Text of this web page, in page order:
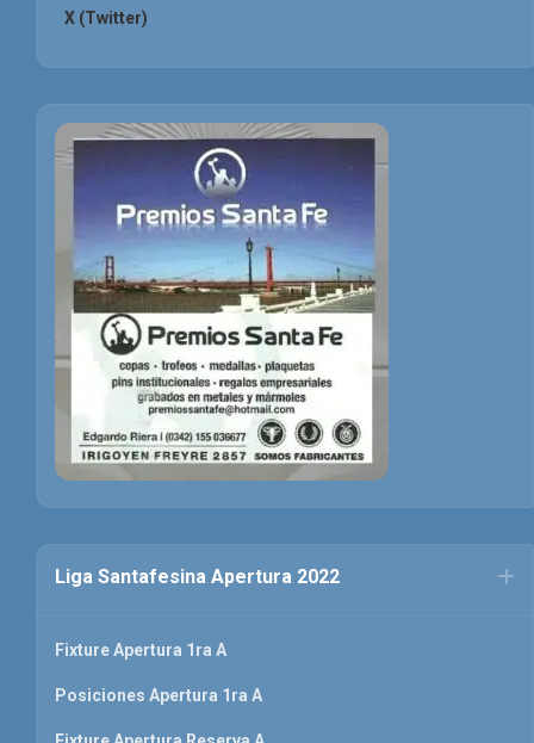
X (Twitter)
Liga Santafesina Apertura 2022
Fixture Apertura 1ra A
Posiciones Apertura 1ra A